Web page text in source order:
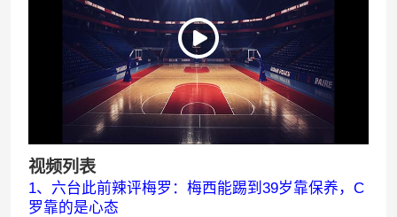
视频列表
1、六台此前辣评梅罗：梅西能踢到39岁靠保养，C
罗靠的是心态